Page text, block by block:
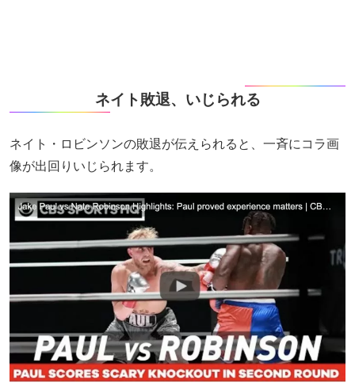
ネイト敗退、いじられる
ネイト・ロビンソンの敗退が伝えられると、一斉にコラ画
像が出回りいじられます。